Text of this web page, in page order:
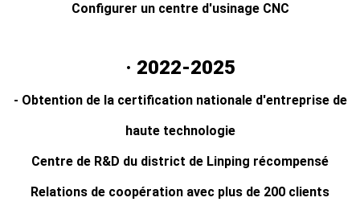
Configurer un centre d'usinage CNC
· 2022-2025
- Obtention de la certification nationale d'entreprise de
haute technologie
Centre de R&D du district de Linping récompensé
Relations de coopération avec plus de 200 clients